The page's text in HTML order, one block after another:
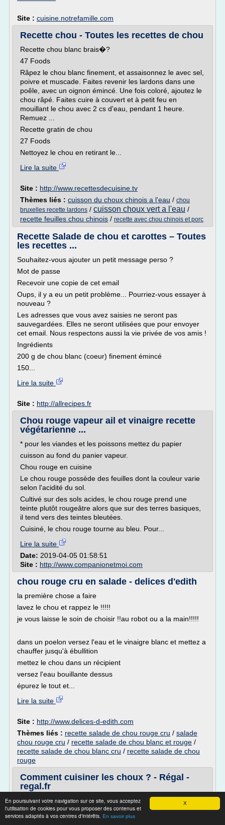
X
En poursuivant votre navigation sur ce site, vous acceptez
l'utilisation de cookies pour vous proposer des contenus et
services adaptés à vos centres d'intérêts. En savoir plus
Site : cuisine.notrefamille.com
Recette chou - Toutes les recettes de chou
Recette chou blanc brais�?
47 Foods
Râpez le chou blanc finement, et assaisonnez le avec sel,
poivre et muscade. Faites revenir les lardons dans une
poêle, avec un oignon émincé. Une fois coloré, ajoutez le
chou râpé. Faites cuire à couvert et à petit feu en
mouillant le chou avec 2 cs d'eau, pendant 1 heure.
Remuez ...
Recette gratin de chou
27 Foods
Nettoyez le chou en retirant le...
Lire la suite
Site : http://www.recettesdecuisine.tv
Thèmes liés : cuisson du choux chinois a l'eau / chou
bruxelles recette lardons / cuisson choux vert a l'eau /
recette feuilles chou chinois / recette avec chou chinois et porc
Recette Salade de chou et carottes – Toutes
les recettes ...
Souhaitez-vous ajouter un petit message perso ?
Mot de passe
Recevoir une copie de cet email
Oups, il y a eu un petit problème... Pourriez-vous essayer à
nouveau ?
Les adresses que vous avez saisies ne seront pas
sauvegardées. Elles ne seront utilisées que pour envoyer
cet email. Nous respectons aussi la vie privée de vos amis !
Ingrédients
200 g de chou blanc (coeur) finement émincé
150...
Lire la suite
Site : http://allrecipes.fr
Chou rouge vapeur ail et vinaigre recette
végétarienne ...
* pour les viandes et les poissons mettez du papier
cuisson au fond du panier vapeur.
Chou rouge en cuisine
Le chou rouge possède des feuilles dont la couleur varie
selon l'acidité du sol.
Cultivé sur des sols acides, le chou rouge prend une
teinte plutôt rougeâtre alors que sur des terres basiques,
il tend vers des teintes bleutées.
Cuisiné, le chou rouge tourne au bleu. Pour...
Lire la suite
Date: 2019-04-05 01:58:51
Site : http://www.companionetmoi.com
chou rouge cru en salade - delices d'edith
la première chose a faire
lavez le chou et rappez le !!!!!
je vous laisse le soin de choisir !!au robot ou a la main!!!!!
dans un poelon versez l'eau et le vinaigre blanc et mettez a
chauffer jusqu'à ébullition
mettez le chou dans un récipient
versez l'eau bouillante dessus
épurez le tout et...
Lire la suite
Site : http://www.delices-d-edith.com
Thèmes liés : recette salade de chou rouge cru / salade
chou rouge cru / recette salade de chou blanc et rouge /
recette salade de chou blanc cru / recette salade de chou
rouge
Comment cuisiner les choux ? - Régal -
regal.fr
source : Régal 69
Publié le 01/09/2016